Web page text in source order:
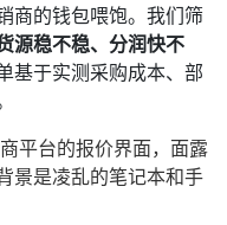
商的钱包喂饱。我们筛
源稳不稳、分润快不
基于实测采购成本、部
平台的报价界面，面露
景是凌乱的笔记本和手